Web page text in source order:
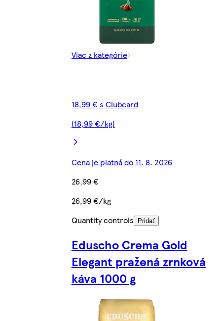
Viac z kategórie
18,99 € s Clubcard
(18,99 €/kg)
Cena je platná do 11. 8. 2026
26,99 €
26,99 €/kg
Quantity controls
Pridať
Eduscho Crema Gold
Elegant pražená zrnková
káva 1000 g